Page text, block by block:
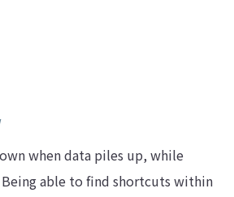
when data piles up, while
Being able to find shortcuts within